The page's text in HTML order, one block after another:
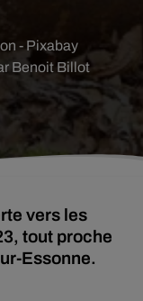
Benoit Billot
- Pixabay
vers les
tout proche
Essonne.